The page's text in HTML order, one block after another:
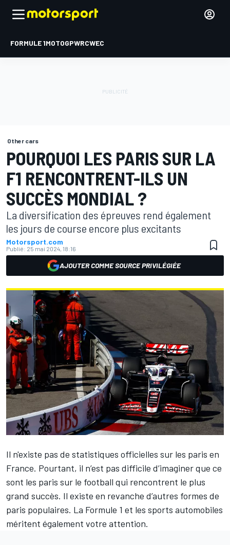
FORMULE 1MOTOGPWRCWEC
Other cars
POURQUOI LES PARIS SUR LA
F1 RENCONTRENT-ILS UN
SUCCÈS MONDIAL ?
La diversification des épreuves rend également
les jours de course encore plus excitants
Motorsport.com
Publié: 25 mai 2024, 18:16
AJOUTER COMME SOURCE PRIVILÉGIÉE
Il n'existe pas de statistiques officielles sur les paris en
France. Pourtant, il n’est pas difficile d’imaginer que ce
sont les paris sur le football qui rencontrent le plus
grand succès. Il existe en revanche d’autres formes de
paris populaires. La Formule 1 et les sports automobiles
méritent également votre attention.